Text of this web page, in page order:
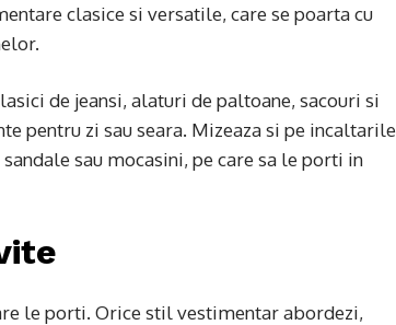
clasice si versatile, care se poarta cu
de jeansi, alaturi de paltoane, sacouri si
pentru zi sau seara. Mizeaza si pe incaltarile
sau mocasini, pe care sa le porti in
le porti. Orice stil vestimentar abordezi,